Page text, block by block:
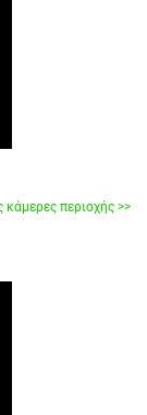
κάμερες περιοχής >>